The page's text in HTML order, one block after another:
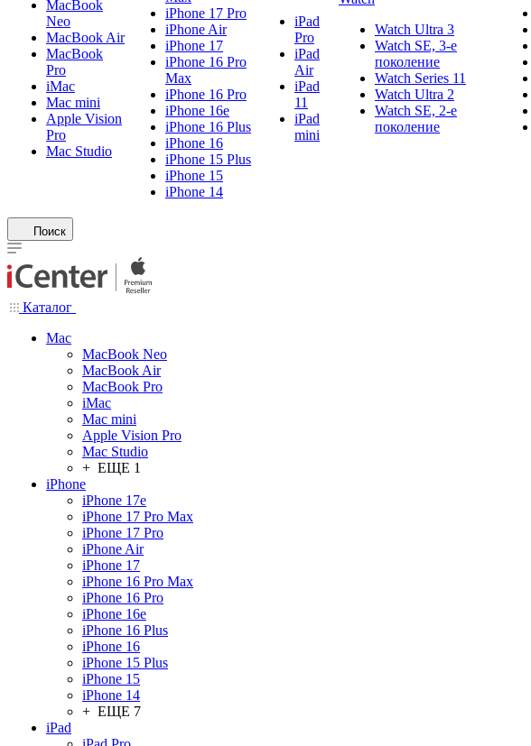
MacBook
Neo
MacBook Air
MacBook
Pro
iMac
Mac mini
Apple Vision
Pro
Mac Studio
iPhone 17 Pro
iPhone Air
iPhone 17
iPhone 16 Pro
Max
iPhone 16 Pro
iPhone 16e
iPhone 16 Plus
iPhone 16
iPhone 15 Plus
iPhone 15
iPhone 14
iPad
Pro
iPad
Air
iPad
11
iPad
mini
Watch Ultra 3
Watch SE, 3-е
поколение
Watch Series 11
Watch Ultra 2
Watch SE, 2-е
поколение
Поиск
Каталог
Mac
MacBook Neo
MacBook Air
MacBook Pro
iMac
Mac mini
Apple Vision Pro
Mac Studio
+ ЕЩЕ 1
iPhone
iPhone 17e
iPhone 17 Pro Max
iPhone 17 Pro
iPhone Air
iPhone 17
iPhone 16 Pro Max
iPhone 16 Pro
iPhone 16e
iPhone 16 Plus
iPhone 16
iPhone 15 Plus
iPhone 15
iPhone 14
+ ЕЩЕ 7
iPad